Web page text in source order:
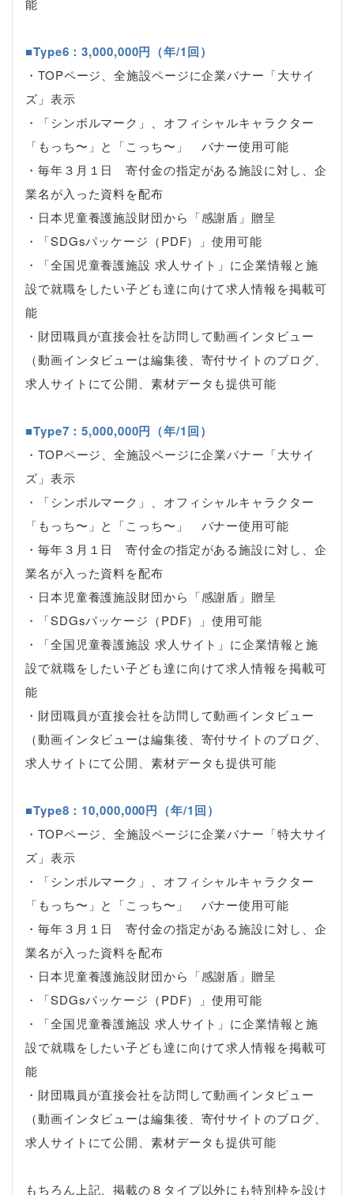
能
■Type6：3,000,000円（年/1回）
・TOPページ、全施設ページに企業バナー「大サイ
ズ」表示
・「シンボルマーク」、オフィシャルキャラクター
「もっち〜」と「こっち〜」 バナー使用可能
・毎年３月１日 寄付金の指定がある施設に対し、企
業名が入った資料を配布
・日本児童養護施設財団から「感謝盾」贈呈
・「SDGsパッケージ（PDF）」使用可能
・「全国児童養護施設 求人サイト」に企業情報と施
設で就職をしたい子ども達に向けて求人情報を掲載可
能
・財団職員が直接会社を訪問して動画インタビュー
（動画インタビューは編集後、寄付サイトのブログ、
求人サイトにて公開、素材データも提供可能
■Type7：5,000,000円（年/1回）
・TOPページ、全施設ページに企業バナー「大サイ
ズ」表示
・「シンボルマーク」、オフィシャルキャラクター
「もっち〜」と「こっち〜」 バナー使用可能
・毎年３月１日 寄付金の指定がある施設に対し、企
業名が入った資料を配布
・日本児童養護施設財団から「感謝盾」贈呈
・「SDGsパッケージ（PDF）」使用可能
・「全国児童養護施設 求人サイト」に企業情報と施
設で就職をしたい子ども達に向けて求人情報を掲載可
能
・財団職員が直接会社を訪問して動画インタビュー
（動画インタビューは編集後、寄付サイトのブログ、
求人サイトにて公開、素材データも提供可能
■Type8：10,000,000円（年/1回）
・TOPページ、全施設ページに企業バナー「特大サイ
ズ」表示
・「シンボルマーク」、オフィシャルキャラクター
「もっち〜」と「こっち〜」 バナー使用可能
・毎年３月１日 寄付金の指定がある施設に対し、企
業名が入った資料を配布
・日本児童養護施設財団から「感謝盾」贈呈
・「SDGsパッケージ（PDF）」使用可能
・「全国児童養護施設 求人サイト」に企業情報と施
設で就職をしたい子ども達に向けて求人情報を掲載可
能
・財団職員が直接会社を訪問して動画インタビュー
（動画インタビューは編集後、寄付サイトのブログ、
求人サイトにて公開、素材データも提供可能
もちろん上記、掲載の８タイプ以外にも特別枠を設け